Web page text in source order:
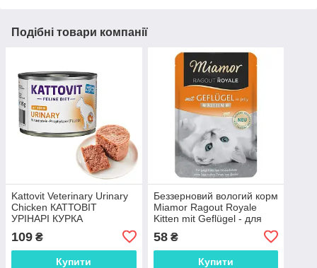
Подібні товари компанії
Kattovit Veterinary Urinary
Chicken КАТТОВІТ
УРІНАРІ КУРКА
беззерновий вологий
лікувальний корм для котів
109 ₴
Купити
Беззерновий вологий корм
Miamor Ragout Royale
Kitten mit Geflügel - для
кошенят, шматочки птиці в
желе 100 г
58₴
Купити